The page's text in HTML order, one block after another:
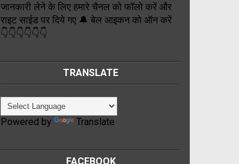
जानकारी लेने के लिए हमारे चैनल को फॉलो करें और
राइट साईड पर दिये गए 🔔 बेल आइकन को ऑन करें
👇👇👇👇👇👇
TRANSLATE
Powered by Translate
FACEBOOK